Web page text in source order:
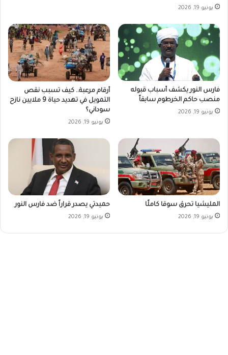
يونيو 19, 2026
فارس النور يكشف أسباب قبوله
منصب حاكم الخرطوم سابقاً
يونيو 19, 2026
أرقام مرعبة.. كيف تسبب نقص
التمويل في تهديد حياة 9 ملايين نازح
سوداني؟
يونيو 19, 2026
المليشيا تحرق سوقا كاملًا
يونيو 19, 2026
حميدتي يصدر قراراً ضد فارس النور
يونيو 19, 2026